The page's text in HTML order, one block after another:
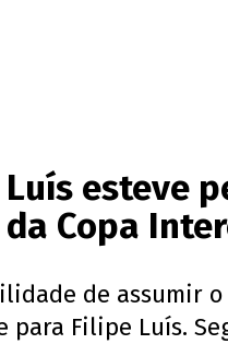
esteve
Copa
de assumir
para Filipe Luís.